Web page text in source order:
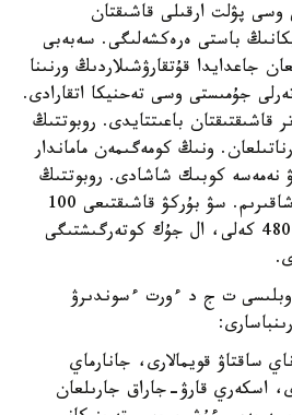
پۋلت ارقىلى قاشىقتان
باستى ەرەكشەلىگى. سەبەبى
جاعدايدا قۇتقارۋشىلاردىڭ ورنىنا
جۇمىستى وسى تەحنيكا اتقارادى.
قۇرىلعىنا 700 مەتر قاشىقتىقتان باعىتتايدى. روبوتتىڭ
ونىڭ كومەگىمەن ماماندار
نەمەسە كوبىك شاشادى. روبوتتىڭ
جىلدامدىعى ساعاتىنا 10 شاقىرىم. سۋ بۇركۋ قاشىقتىعى 100
مەتردەن اسادى. سالماعى 480 كەلى، ال جۇك كوتەرگىشتىگى
وبلىسى ت ج د ءورت ءسوندىرۋ
ساقتاۋ قويمالارى، جانارماي
اسكەري قارۋ-جاراق جارىلعان